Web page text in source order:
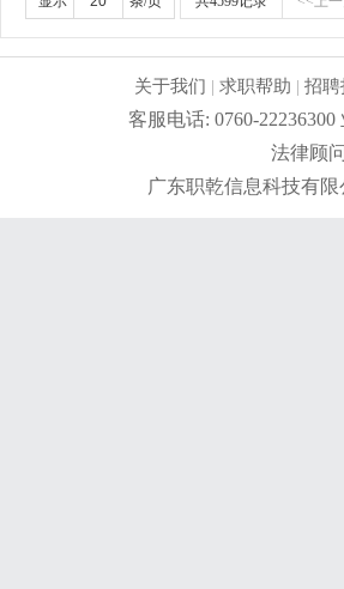
关于我们 |求职帮助 |招
客服电话: 0760-
法律顾
广东职乾信息科技有